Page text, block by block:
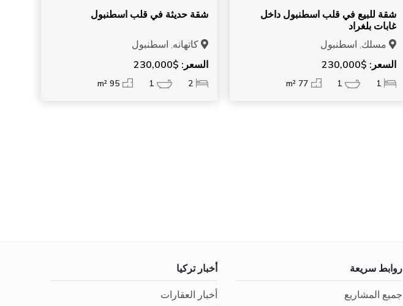
شقة للبيع في قلب اسطنبول داخل
غابات بلغراد
مسلك, اسطنبول
السعر: $230,000
1
1
77 m²
شقة حديثة في قلب اسطنبول
كاتهانه, اسطنبول
السعر: $230,000
2
1
95 m²
روابط سريعة
جميع المشاريع
أخبار تركيا
أخبار العقارات